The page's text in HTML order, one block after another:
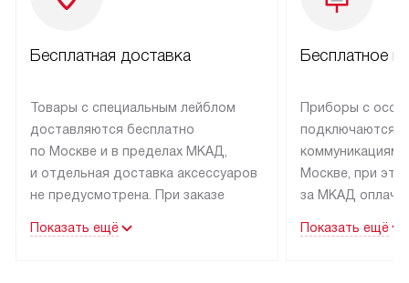
Бесплатная доставка
Товары с специальным лейблом
доставляются бесплатно
по Москве и в пределах МКАД,
и отдельная доставка аксессуаров
не предусмотрена. При заказе
рекомендуем обсудить
Показать ещё
Бесплатное
Приборы с
подключаются к
коммуникациям
Москве, при
за МКАД
партнера
Показать ещё